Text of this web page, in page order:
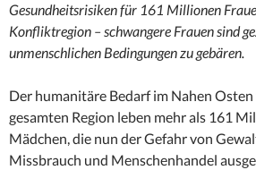
Gesundheitsrisiken für 161 Millionen
Konfliktregion – schwangere Frauen sind
unmenschlichen Bedingungen zu gebären.
Der humanitäre Bedarf im Nahen
gesamten Region leben mehr als 161
Mädchen, die nun der Gefahr von
Missbrauch und Menschenhandel